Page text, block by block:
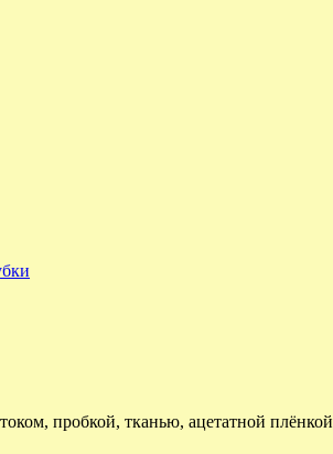
пробкой, тканью, ацетатной